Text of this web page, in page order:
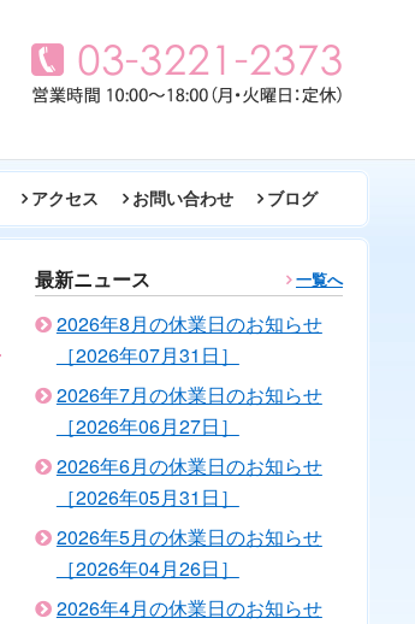
アクセス お問い合わせ ブログ
最新ニュース 一覧へ
2026年8月の休業日のお知らせ
［2026年07月31日］
2026年7月の休業日のお知らせ
［2026年06月27日］
2026年6月の休業日のお知らせ
［2026年05月31日］
2026年5月の休業日のお知らせ
［2026年04月26日］
2026年4月の休業日のお知らせ